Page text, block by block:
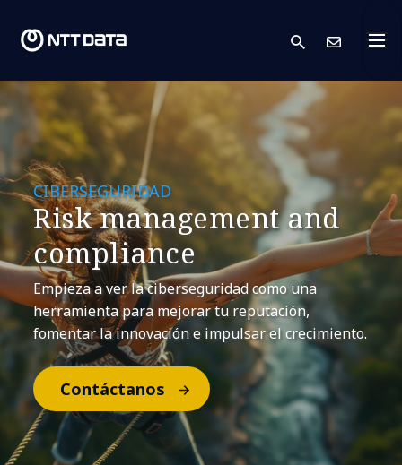
search
CIBERSEGURIDAD
Risk management and
compliance
Empieza a ver la ciberseguridad como una
herramienta para mejorar tu reputación,
fomentar la innovación e impulsar el crecimiento.
Contáctanos